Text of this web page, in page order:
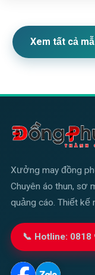
Xem tất cả
Xưởng may đồng
Chuyên áo thun, sơ
quảng cáo. Thiết kế
📞 Hotline: 0818